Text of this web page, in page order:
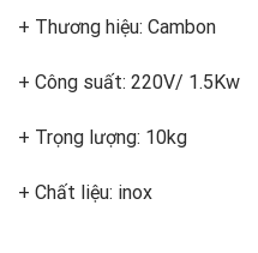
+ Thương hiệu: Cambon
+ Công suất: 220V/ 1.5Kw
+ Trọng lượng: 10kg
+ Chất liệu: inox